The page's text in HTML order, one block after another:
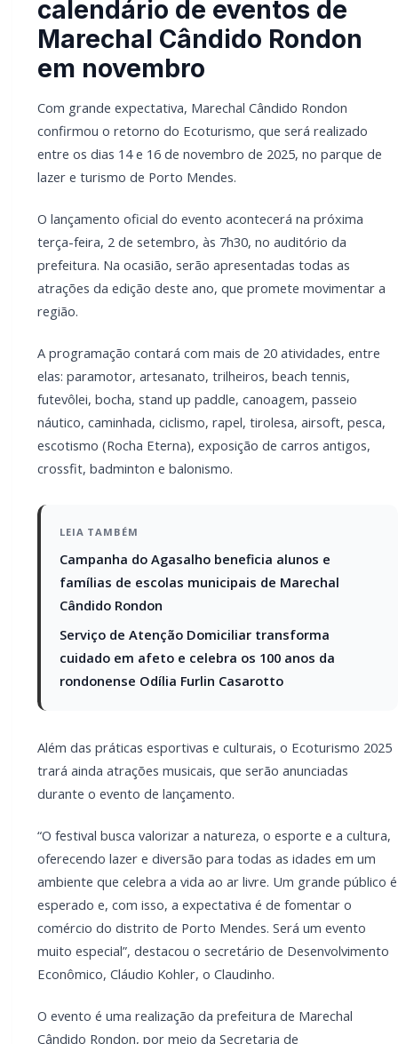
A programação contará com mais de 20 atividades, entre
elas: paramotor, artesanato, trilheiros, beach tennis,
futevôlei, bocha, stand up paddle, canoagem, passeio
náutico, caminhada, ciclismo, rapel, tirolesa, airsoft, pesca,
escotismo (Rocha Eterna), exposição de carros antigos,
crossfit, badminton e balonismo.
Campanha do Agasalho beneficia alunos e
famílias de escolas municipais de Marechal
Cândido Rondon
Serviço de Atenção Domiciliar transforma
cuidado em afeto e celebra os 100 anos da
Além das práticas esportivas e culturais, o Ecoturismo 2025
trará ainda atrações musicais, que serão anunciadas
durante o evento de lançamento.
oferecendo lazer e diversão para todas as idades em um
esperado e, com isso, a expectativa é de fomentar o
comércio do distrito de Porto Mendes. Será um evento
muito especial”, destacou o secretário de Desenvolvimento
Econômico, Cláudio Kohler, o Claudinho.
O evento é uma realização da prefeitura de Marechal
Cândido Rondon, por meio da Secretaria de
de Cultura, Esporte e Lazer, Infraestrutura, Saúde,
Agricultura e PROEM (Fundação Promotora de Eventos) e
de diversas entidades parceiras.
PARCEIRO
Você quer ter um site profissional para o seu portal de
notícias?
Com a I3 Web Services, seu portal ganha desempenho, estabilidade e
suporte especializado para publicar com confiança e escalar sua
audiência.
RECURSOS DIFERENCIAIS
Envios automatizados em mídias sociais